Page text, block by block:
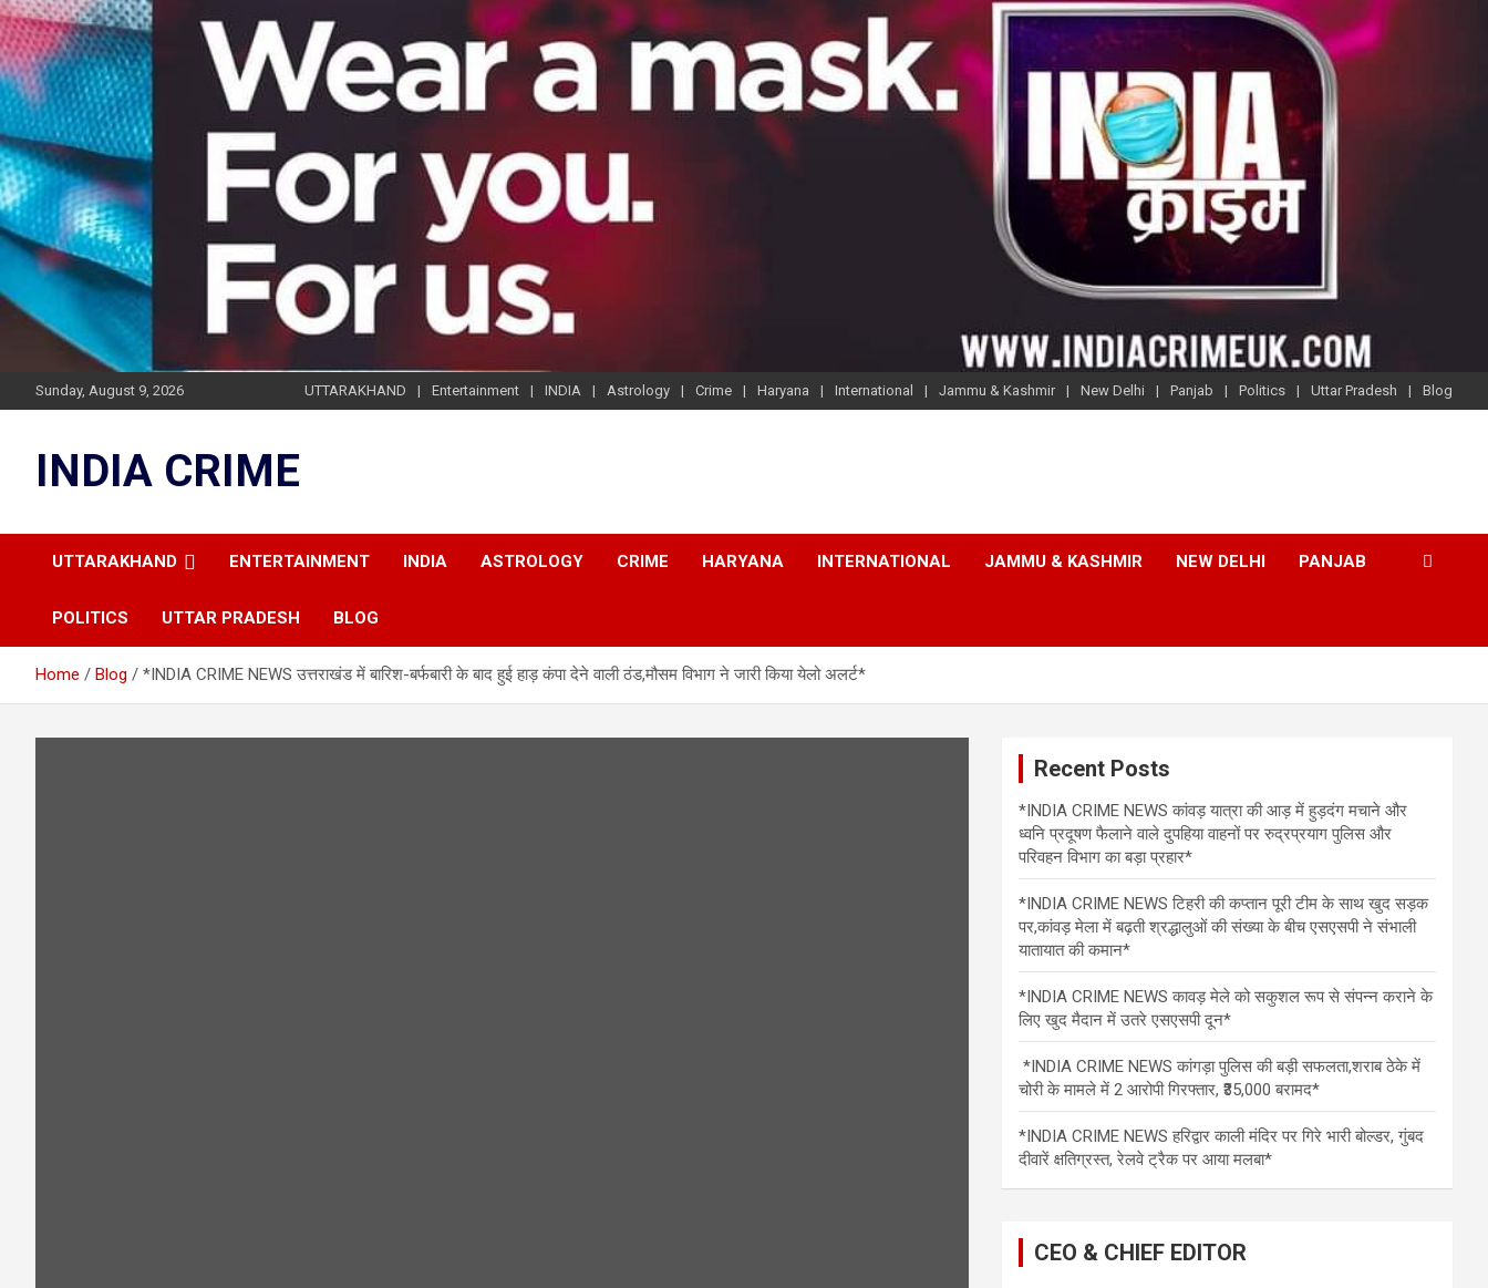
Skip
to
content
Sunday, August 9, 2026 UTTARAKHAND Entertainment INDIA Astrology Crime Haryana International Jammu & Kashmir New Delhi Panjab Politics Uttar Pradesh Blog
INDIA CRIME
UTTARAKHAND ENTERTAINMENT INDIA ASTROLOGY CRIME HARYANA INTERNATIONAL JAMMU & KASHMIR NEW DELHI PANJAB
POLITICS UTTAR PRADESH BLOG
Home Blog *INDIA CRIME NEWS उत्तराखंड में बारिश-बर्फबारी के बाद हुई हाड़ कंपा देने वाली ठंड,मौसम विभाग ने जारी किया येलो अलर्ट*
Recent Posts
*INDIA CRIME NEWS कांवड़ यात्रा की आड़ में हुड़दंग मचाने और
ध्वनि प्रदूषण फैलाने वाले दुपहिया वाहनों पर रुद्रप्रयाग पुलिस और
परिवहन विभाग का बड़ा प्रहार*
*INDIA CRIME NEWS टिहरी की कप्तान पूरी टीम के साथ खुद सड़क
पर,कांवड़ मेला में बढ़ती श्रद्धालुओं की संख्या के बीच एसएसपी ने संभाली
यातायात की कमान*
*INDIA CRIME NEWS कावड़ मेले को सकुशल रूप से संपन्न कराने के
लिए खुद मैदान में उतरे एसएसपी दून*
*INDIA CRIME NEWS कांगड़ा पुलिस की बड़ी सफलता,शराब ठेके में
चोरी के मामले में 2 आरोपी गिरफ्तार, ₹35,000 बरामद*
*INDIA CRIME NEWS हरिद्वार काली मंदिर पर गिरे भारी बोल्डर, गुंबद
दीवारें क्षतिग्रस्त, रेलवे ट्रैक पर आया मलबा*
CEO & CHIEF EDITOR